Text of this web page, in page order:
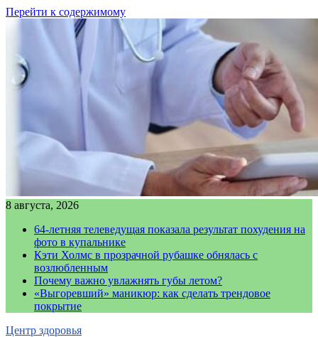
Перейти к содержимому
8 августа, 2026
64-летняя телеведущая показала результат похудения на
фото в купальнике
Кэти Холмс в прозрачной рубашке обнялась с
возлюбленным
Почему важно увлажнять губы летом?
«Выгоревший» маникюр: как сделать трендовое
покрытие
Центр здоровья